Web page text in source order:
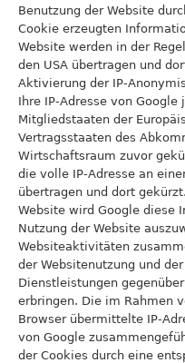
Benutzung der Website
Cookie erzeugten
Website werden in der
den USA übertragen und
Aktivierung der IP-
Ihre IP-Adresse von
Mitgliedstaaten der
Vertragsstaaten des
Wirtschaftsraum zuvor
die volle IP-Adresse an
übertragen und dort
Website wird Google diese
Nutzung der Website
Websiteaktivitäten
der Websitenutzung und
Dienstleistungen
erbringen. Die im Rahmen
Browser übermittelte IP-
von Google
der Cookies durch eine